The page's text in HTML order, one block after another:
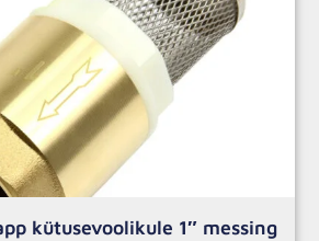
kütusevoolikule 1″ messing